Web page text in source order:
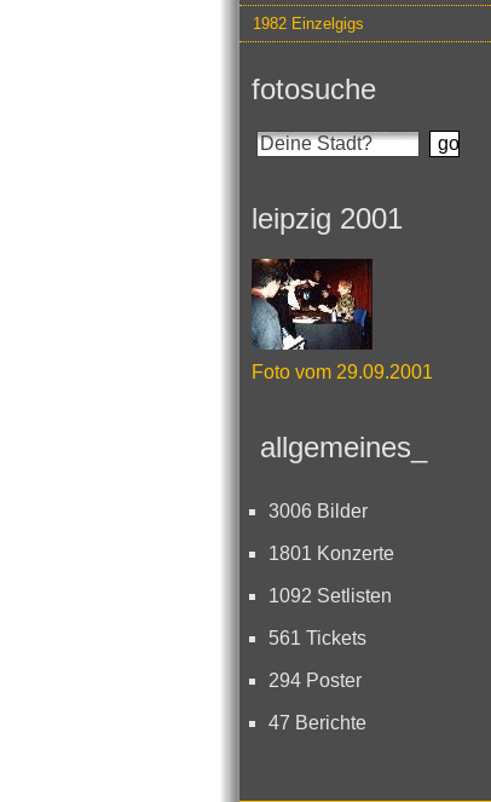
1982 Einzelgigs
fotosuche
leipzig 2001
Foto vom 29.09.2001
allgemeines_
3006 Bilder
1801 Konzerte
1092 Setlisten
561 Tickets
294 Poster
47 Berichte